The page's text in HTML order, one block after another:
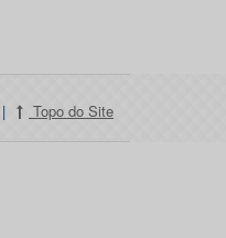
| Topo do Site